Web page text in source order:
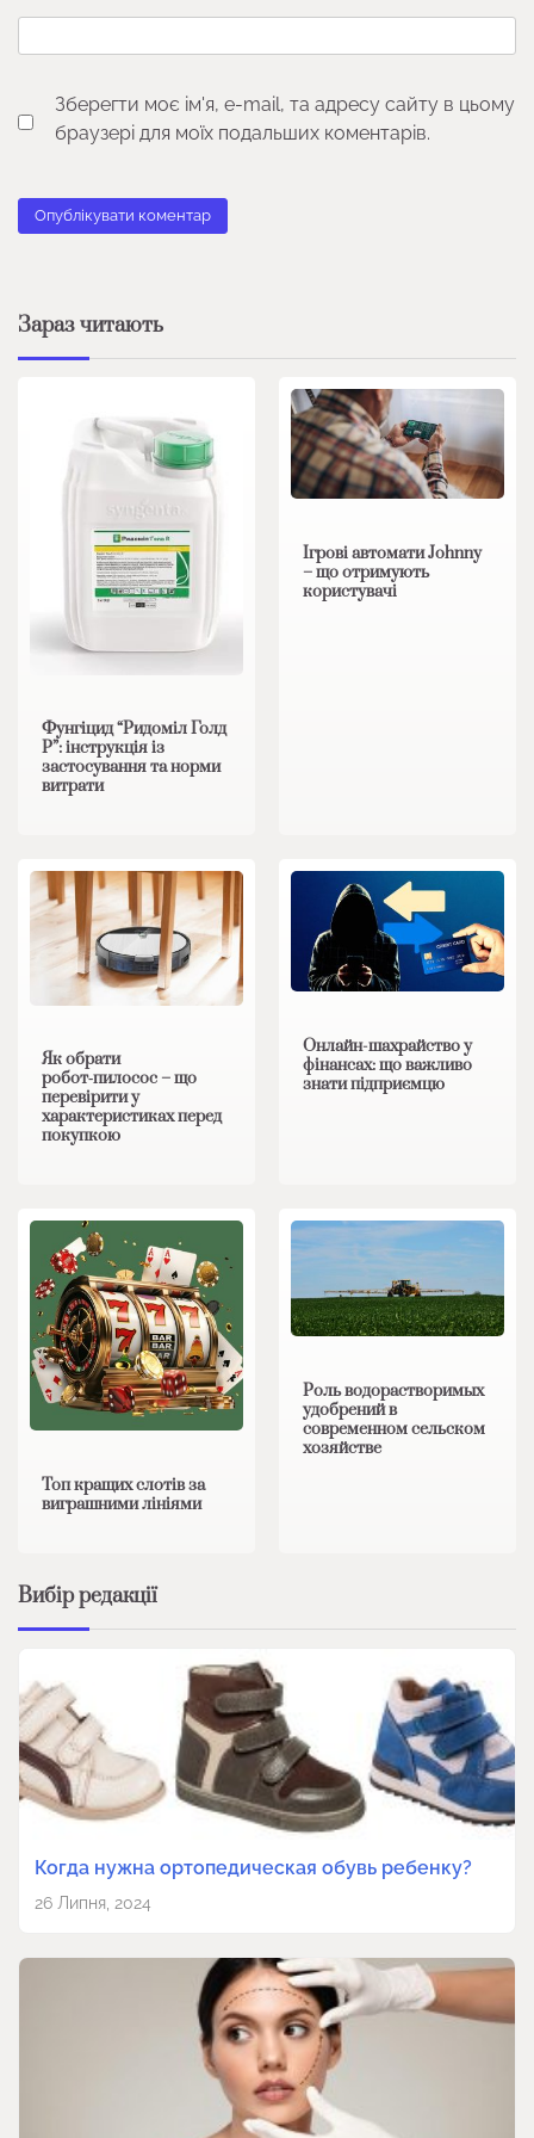
Зберегти моє ім'я, e-mail, та адресу сайту в цьому
браузері для моїх подальших коментарів.
Зараз читають
Фунгіцид “Ридоміл Голд
Р”: інструкція із
застосування та норми
витрати
Ігрові автомати Johnny
– що отримують
користувачі
Як обрати
робот‑пилосос – що
перевірити у
характеристиках перед
покупкою
Онлайн-шахрайство у
фінансах: що важливо
знати підприємцю
Топ кращих слотів за
виграшними лініями
Роль водорастворимых
удобрений в
современном сельском
хозяйстве
Вибір редакції
Когда нужна ортопедическая обувь ребенку?
26 Липня, 2024